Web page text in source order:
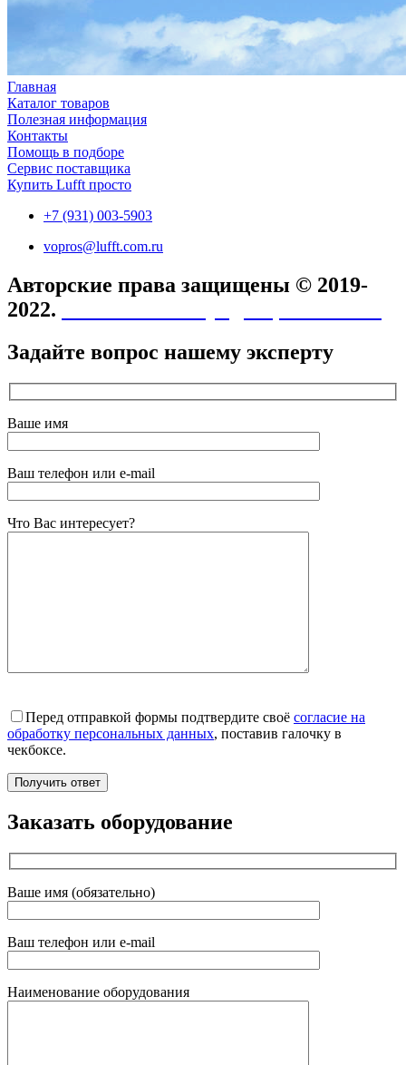
Главная
Каталог товаров
Полезная информация
Контакты
Помощь в подборе
Сервис поставщика
Купить Lufft просто
+7 (931) 003-5903
vopros@lufft.com.ru
Авторские права защищены © 2019-
2022.
Задайте вопрос нашему эксперту
Ваше имя
Ваш телефон или e-mail
Что Вас интересует?
Перед отправкой формы подтвердите своё согласие на
обработку персональных данных, поставив галочку в
чекбоксе.
Заказать оборудование
Ваше имя (обязательно)
Ваш телефон или e-mail
Наименование оборудования